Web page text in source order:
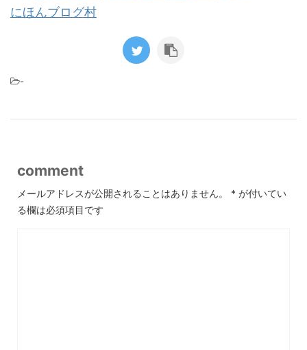
にほんブログ村
-
comment
メールアドレスが公開されることはありません。 * が付いてい
る欄は必須項目です